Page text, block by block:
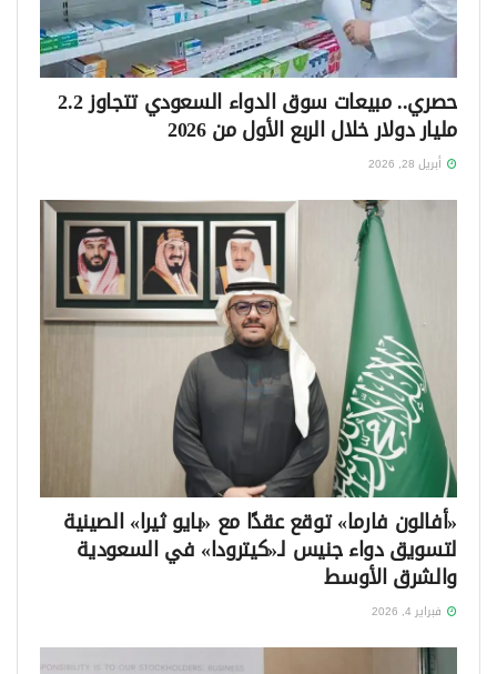
حصري.. مبيعات سوق الدواء السعودي تتجاوز 2.2
مليار دولار خلال الربع الأول من 2026
أبريل 28, 2026
«أفالون فارما» توقع عقدًا مع «بايو ثيرا» الصينية
لتسويق دواء جنيس لـ«كيترودا» في السعودية
والشرق الأوسط
فبراير 4, 2026